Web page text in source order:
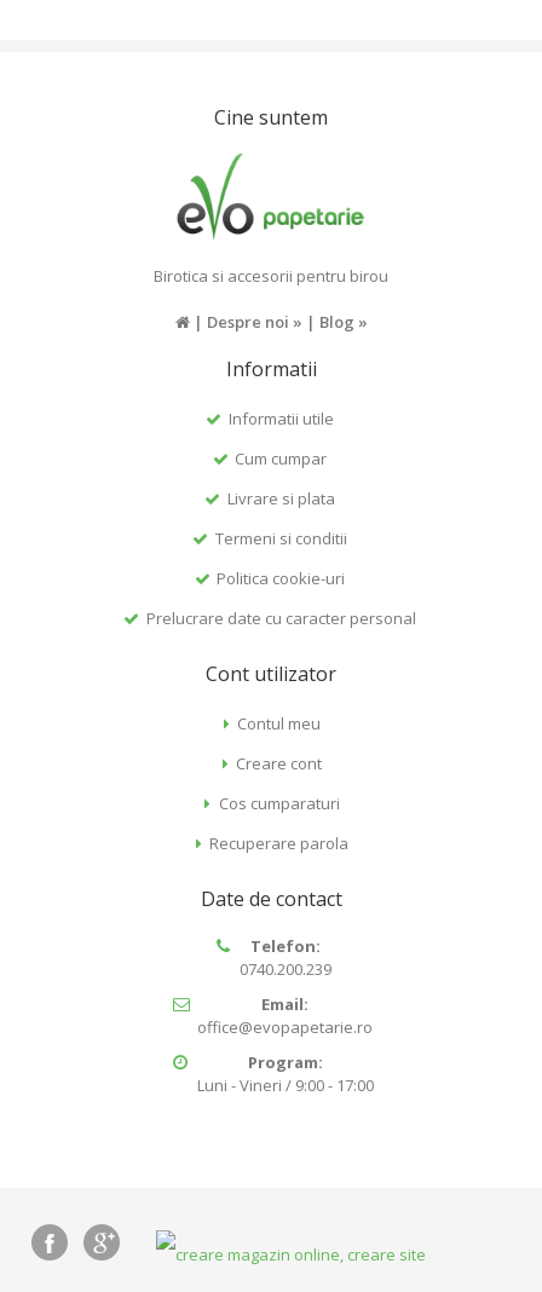
Cine suntem
Birotica si accesorii pentru birou
| Despre noi » | Blog »
Informatii
Informatii utile
Cum cumpar
Livrare si plata
Termeni si conditii
Politica cookie-uri
Prelucrare date cu caracter personal
Cont utilizator
Contul meu
Creare cont
Cos cumparaturi
Recuperare parola
Date de contact
Telefon:
0740.200.239
Email:
office@evopapetarie.ro
Program:
Luni - Vineri / 9:00 - 17:00